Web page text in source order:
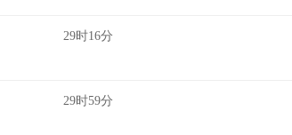
29时16分
29时59分